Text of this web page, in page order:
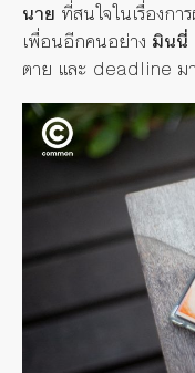
นาย ที่สนใจในเรื่องก
เพื่อนอีกคนอย่าง มินนี่
ตาย และ deadline ม